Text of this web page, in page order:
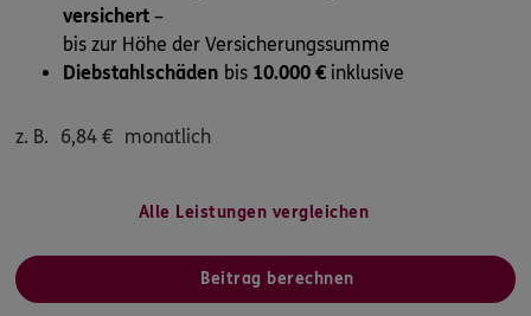
versichert –
bis zur Höhe der Versicherungssumme
Diebstahlschäden bis 10.000 € inklusive
z. B. 6,84 € monatlich
Alle Leistungen vergleichen
Beitrag berechnen